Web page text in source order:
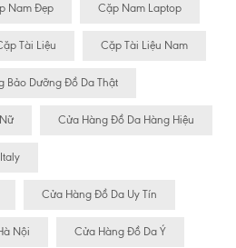
Nam Đẹp Cặp Nam Laptop
Tài Liệu Cặp Tài Liệu Nam
Bảo Dưỡng Đồ Da Thật
Cửa Hàng Đồ Da Hàng Hiệu
Cửa Hàng Đồ Da Uy Tín
Nội Cửa Hàng Đồ Da Ý